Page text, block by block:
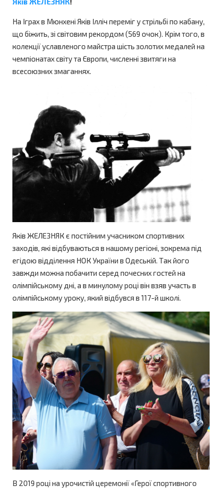
На Іграх в Мюнхені Яків Ілліч переміг у стрільбі по кабану,
що біжить, зі світовим рекордом (569 очок). Крім того, в
колекції уславленого майстра шість золотих медалей на
чемпіонатах світу та Європи, численні звитяги на
всесоюзних змаганнях.
Яків ЖЕЛЕЗНЯК є постійним учасником спортивних
заходів, які відбуваються в нашому регіоні, зокрема під
егідою відділення НОК України в Одеській. Так його
завжди можна побачити серед почесних гостей на
олімпійському дні, а в минулому році він взяв участь в
олімпійському уроку, який відбувся в 117-й школі.
В 2019 році на урочистій церемонії «Герої спортивного